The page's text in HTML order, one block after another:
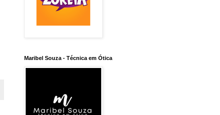
Maribel Souza - Técnica em Ótica